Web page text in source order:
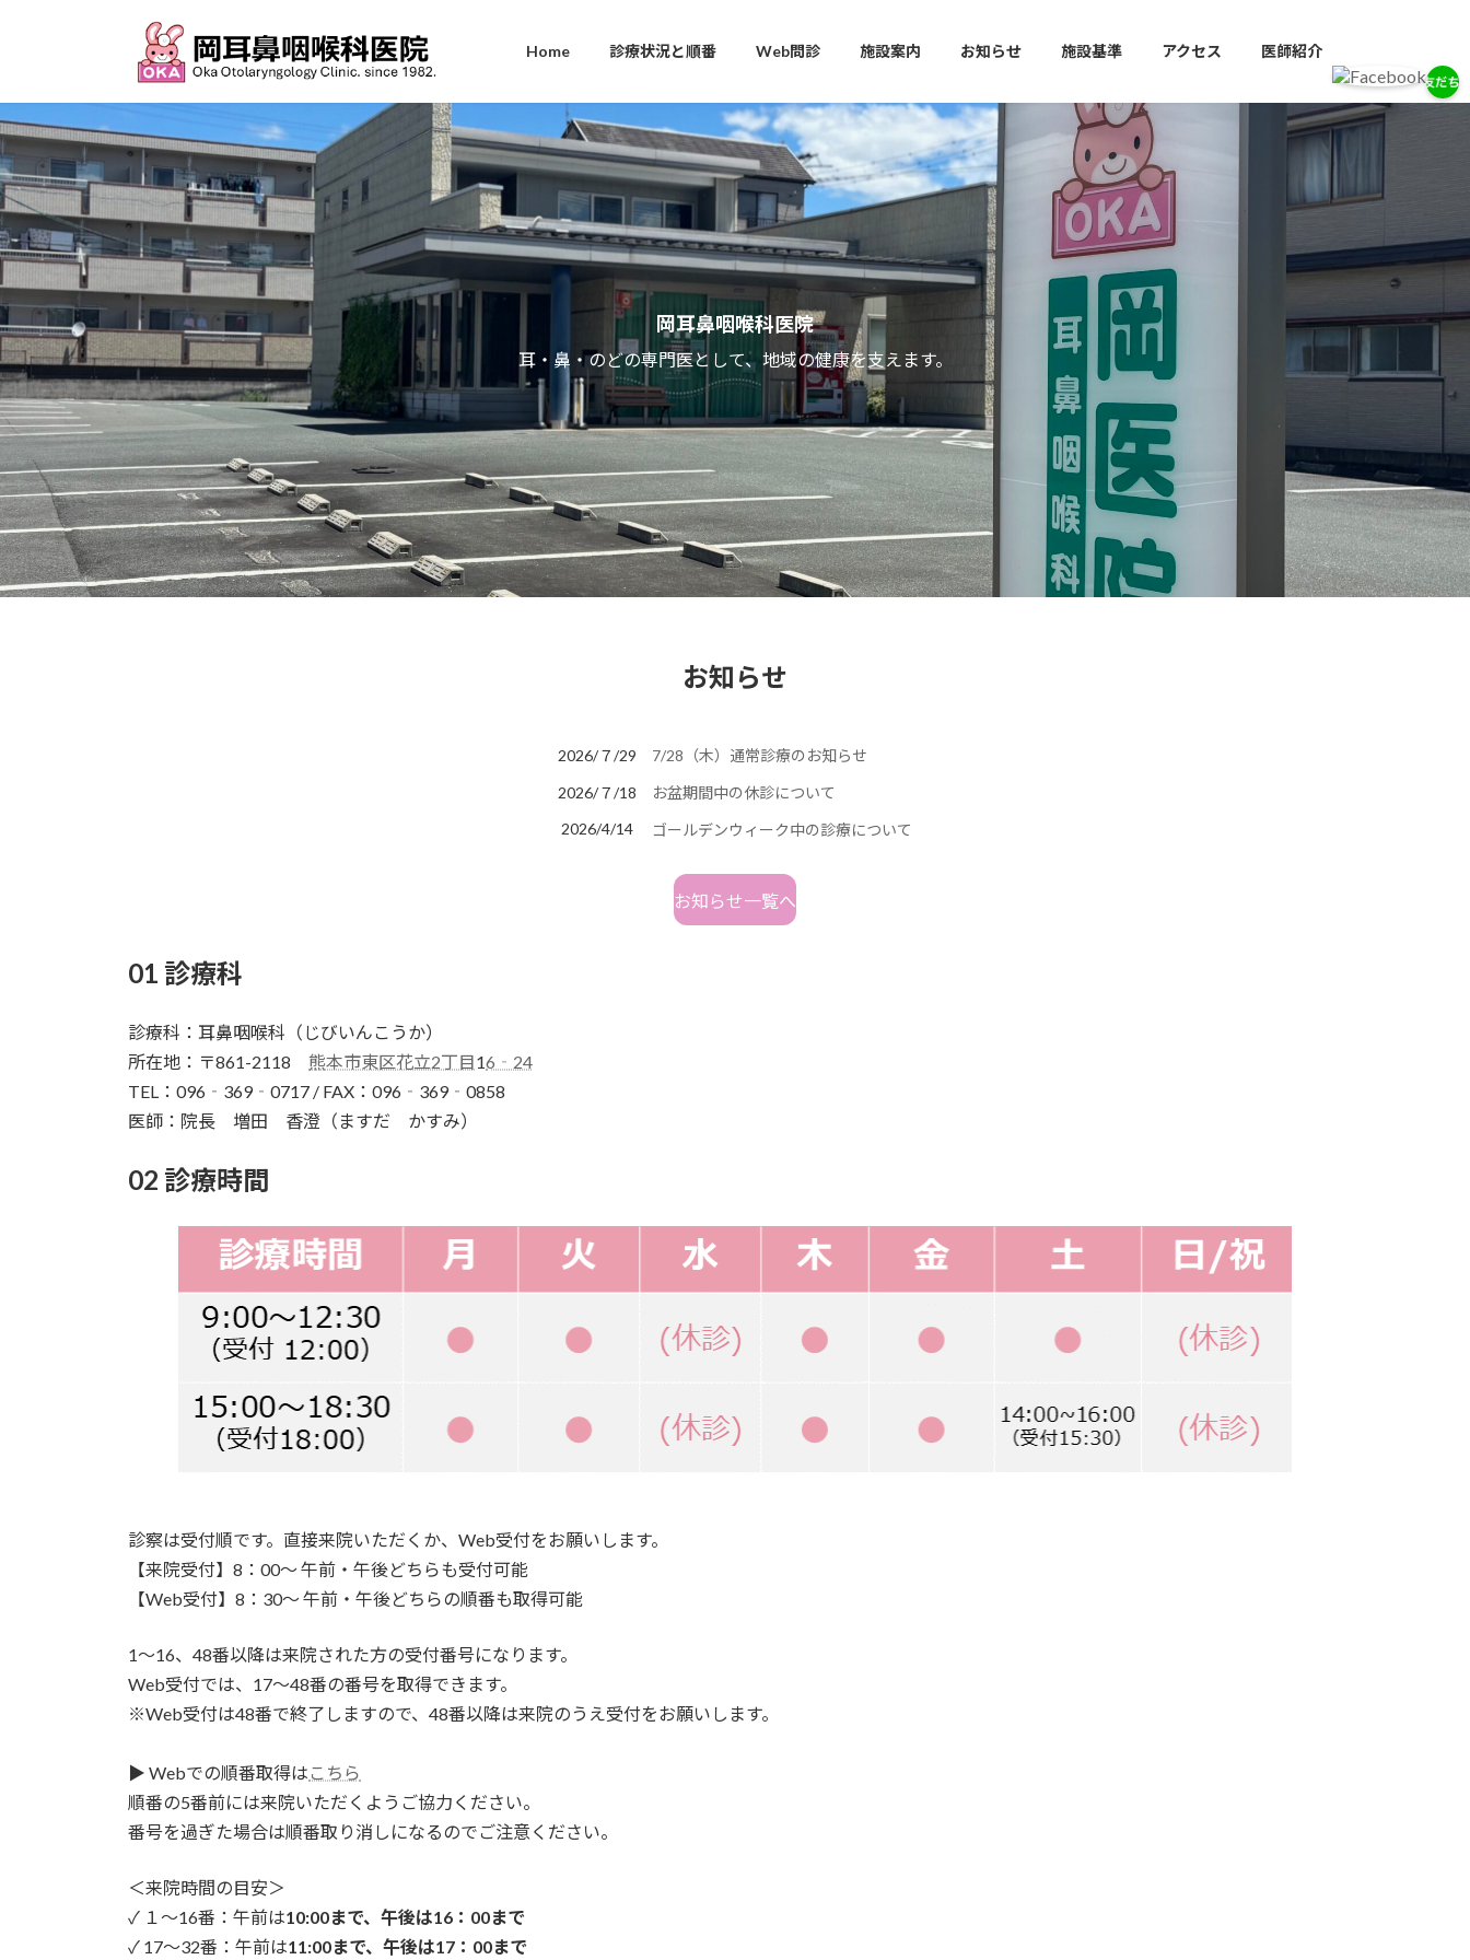
ツ
へ
ス
キ
ッ
プ
シ
ョ
ン
に
移
動
Home 診療状況と順番 Web問診 施設案内 お知らせ 施設基準 アクセス 医師紹介
岡耳鼻咽喉科医院
耳・鼻・のどの専門医として、地域の健康を支えます。
お知らせ
2026/７/29
7/28（木）通常診療のお知らせ
2026/７/18
お盆期間中の休診について
2026/4/14
ゴールデンウィーク中の診療について
お知らせ一覧へ
01 診療科
診療科：耳鼻咽喉科（じびいんこうか）
所在地：〒861-2118 熊本市東区花立2丁目16‐24
TEL：096‐369‐0717 / FAX：096‐369‐0858
医師：院長 増田 香澄（ますだ かすみ）
02 診療時間
診察は受付順です。直接来院いただくか、Web受付をお願いします。
【来院受付】8：00～ 午前・午後どちらも受付可能
【Web受付】8：30～ 午前・午後どちらの順番も取得可能
1～16、48番以降は来院された方の受付番号になります。
Web受付では、17～48番の番号を取得できます。
※Web受付は48番で終了しますので、48番以降は来院のうえ受付をお願いします。
▶ Webでの順番取得は こちら
順番の5番前には来院いただくようご協力ください。
番号を過ぎた場合は順番取り消しになるのでご注意ください。
＜来院時間の目安＞
✓ １～16番：午前は10:00まで、午後は16：00まで
✓ 17～32番：午前は11:00まで、午後は17：00まで